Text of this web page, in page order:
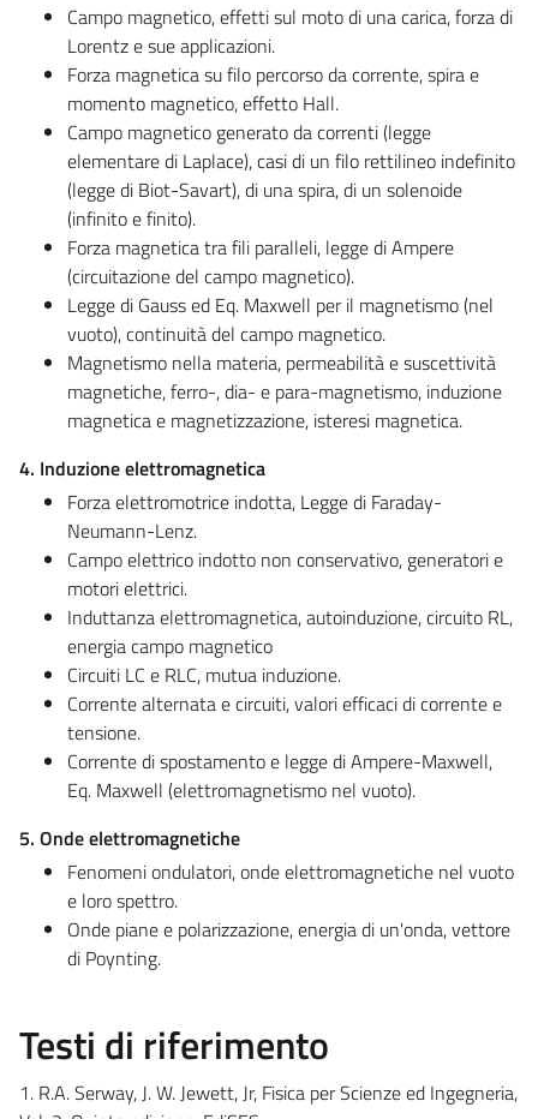
Campo magnetico, effetti sul moto di una carica, forza di
Lorentz e sue applicazioni.
Forza magnetica su filo percorso da corrente, spira e
momento magnetico, effetto Hall.
Campo magnetico generato da correnti (legge
elementare di Laplace), casi di un filo rettilineo indefinito
(legge di Biot-Savart), di una spira, di un solenoide
(infinito e finito).
Forza magnetica tra fili paralleli, legge di Ampere
(circuitazione del campo magnetico).
Legge di Gauss ed Eq. Maxwell per il magnetismo (nel
vuoto), continuità del campo magnetico.
Magnetismo nella materia, permeabilità e suscettività
magnetiche, ferro-, dia- e para-magnetismo, induzione
magnetica e magnetizzazione, isteresi magnetica.
4. Induzione elettromagnetica
Forza elettromotrice indotta, Legge di Faraday-
Neumann-Lenz.
Campo elettrico indotto non conservativo, generatori e
motori elettrici.
Induttanza elettromagnetica, autoinduzione, circuito RL,
energia campo magnetico
Circuiti LC e RLC, mutua induzione.
Corrente alternata e circuiti, valori efficaci di corrente e
tensione.
Corrente di spostamento e legge di Ampere-Maxwell,
Eq. Maxwell (elettromagnetismo nel vuoto).
5. Onde elettromagnetiche
Fenomeni ondulatori, onde elettromagnetiche nel vuoto
e loro spettro.
Onde piane e polarizzazione, energia di un'onda, vettore
di Poynting.
Testi di riferimento
1. R.A. Serway, J. W. Jewett, Jr, Fisica per Scienze ed Ingegneria,